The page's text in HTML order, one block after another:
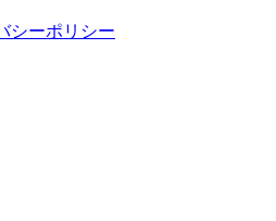
シーポリシー